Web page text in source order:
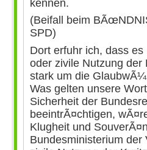
kennen.
(Beifall beim
SPD)
Dort erfuhr ich, dass
oder zivile Nutzung der
stark um die
Was gelten unsere
Sicherheit der
beeintrÃ¤chtigen,
Klugheit und
Bundesministerium